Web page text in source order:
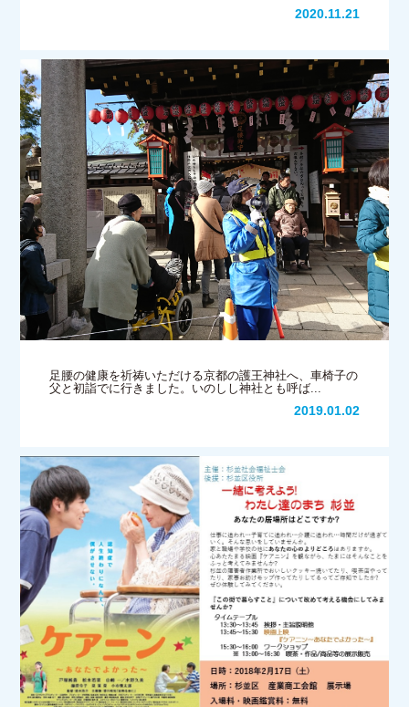
2020.11.21
足腰の健康を祈祷いただける京都の護王神社へ、車椅子の
父と初詣でに行きました。いのしし神社とも呼ば...
2019.01.02